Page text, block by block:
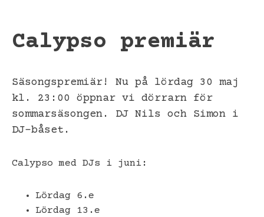
Calypso premiär
Säsongspremiär! Nu på lördag 30 maj
kl. 23:00 öppnar vi dörrarn för
sommarsäsongen. DJ Nils och Simon i
DJ-båset.
Calypso med DJs i juni:
Lördag 6.e
Lördag 13.e